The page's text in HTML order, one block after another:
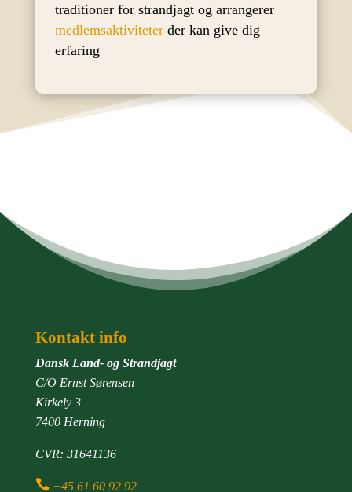
traditioner for strandjagt og arrangerer
medlemsaktiviteterder kan give dig
erfaring
Kontakt info
Dansk Land- og Strandjagt
C/O Ernst Sørensen
Kirkely 3
7400 Herning
CVR: 31641136
 +45 61 60 92 92